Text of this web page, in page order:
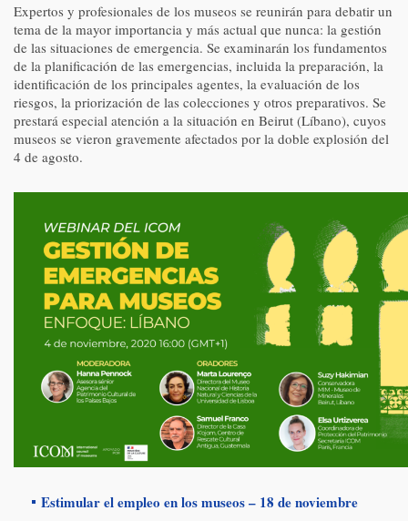
Expertos y profesionales de los museos se reunirán para debatir un
tema de la mayor importancia y más actual que nunca: la gestión
de las situaciones de emergencia. Se examinarán los fundamentos
de la planificación de las emergencias, incluida la preparación, la
identificación de los principales agentes, la evaluación de los
riesgos, la priorización de las colecciones y otros preparativos. Se
prestará especial atención a la situación en Beirut (Líbano), cuyos
museos se vieron gravemente afectados por la doble explosión del
4 de agosto.
Estimular el empleo en los museos – 18 de noviembre